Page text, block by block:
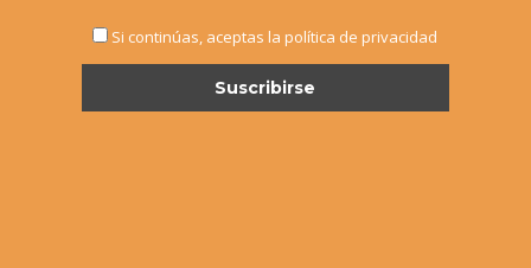
Si continúas, aceptas la política de privacidad